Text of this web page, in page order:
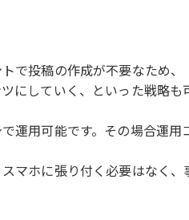
で投稿の作成が不要なため
にしていく、といった戦略も
運用可能です。その場合運
マホに張り付く必要はなく